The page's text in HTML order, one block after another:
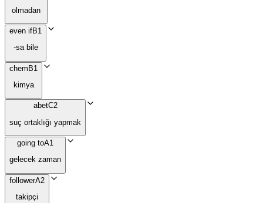
olmadan
even ifB1
-sa bile
chemB1
kimya
abetC2
suç ortaklığı yapmak
going toA1
gelecek zaman
followerA2
takipçi